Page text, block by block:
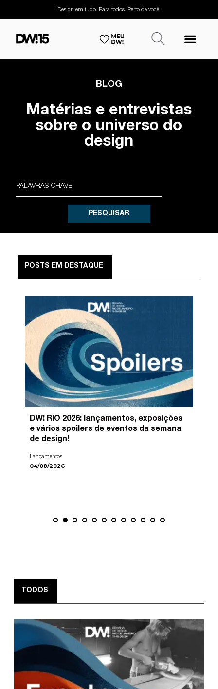
Design em tudo. Para todos. Perto de você.
BLOG
Matérias e entrevistas
sobre o universo do
design
PESQUISAR
POSTS EM DESTAQUE
DW! RIO 2026: lançamentos, exposições
e vários spoilers de eventos da semana
de design!
Lançamentos
04/08/2026
TODOS